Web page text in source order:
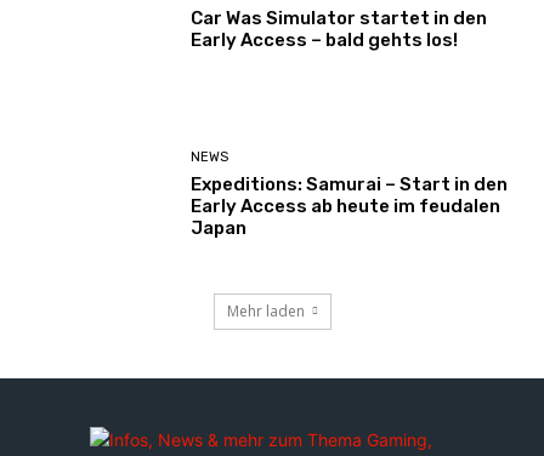
Car Was Simulator startet in den
Early Access – bald gehts los!
NEWS
Expeditions: Samurai – Start in den
Early Access ab heute im feudalen
Japan
Mehr laden